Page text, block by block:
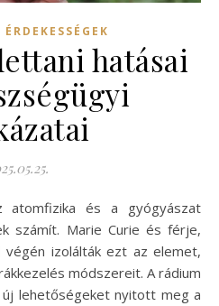
ÉRDEKESSÉGEK
hatásai
számít. Marie Curie és férje,
végén izolálták ezt az elemet,
módszereit. A rádium
lehetőségeket nyitott meg a